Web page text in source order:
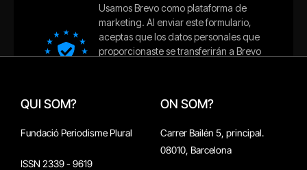
QUI SOM?
Fundació Periodisme Plural
ISSN 2339 - 9619
ON SOM?
Carrer Bailén 5, principal.
08010, Barcelona